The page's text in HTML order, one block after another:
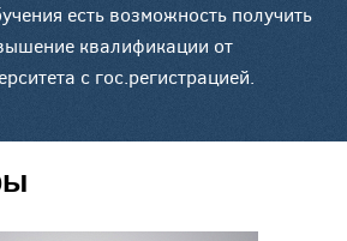
есть возможность получить
квалификации от
с гос.регистрацией.